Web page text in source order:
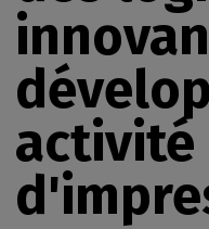
activité